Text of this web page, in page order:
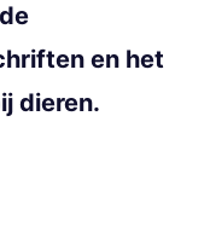
en het
dieren.